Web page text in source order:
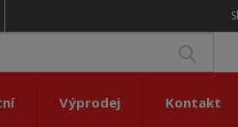
h
Výprodej Kontakt